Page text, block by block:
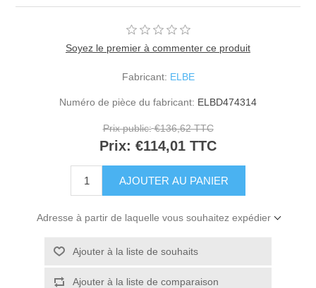
Soyez le premier à commenter ce produit
Fabricant: ELBE
Numéro de pièce du fabricant: ELBD474314
Prix public: €136,62 TTC
Prix: €114,01 TTC
Adresse à partir de laquelle vous souhaitez expédier